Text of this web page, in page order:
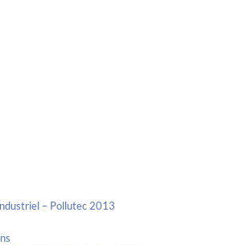
– Pollutec 2013